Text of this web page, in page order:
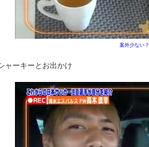
案外少ない？
ャーキーとお出かけ